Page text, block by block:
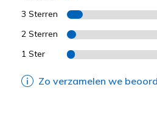
3 Sterren
2 Sterren
1 Ster
Zo verzamelen we